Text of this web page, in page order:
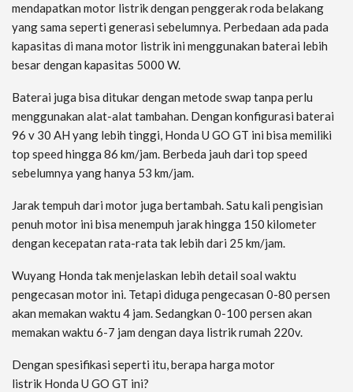
mendapatkan motor listrik dengan penggerak roda belakang
yang sama seperti generasi sebelumnya. Perbedaan ada pada
kapasitas di mana motor listrik ini menggunakan baterai lebih
besar dengan kapasitas 5000 W.
Baterai juga bisa ditukar dengan metode swap tanpa perlu
menggunakan alat-alat tambahan. Dengan konfigurasi baterai
96 v 30 AH yang lebih tinggi, Honda U GO GT ini bisa memiliki
top speed hingga 86 km/jam. Berbeda jauh dari top speed
sebelumnya yang hanya 53 km/jam.
Jarak tempuh dari motor juga bertambah. Satu kali pengisian
penuh motor ini bisa menempuh jarak hingga 150 kilometer
dengan kecepatan rata-rata tak lebih dari 25 km/jam.
Wuyang Honda tak menjelaskan lebih detail soal waktu
pengecasan motor ini. Tetapi diduga pengecasan 0-80 persen
akan memakan waktu 4 jam. Sedangkan 0-100 persen akan
memakan waktu 6-7 jam dengan daya listrik rumah 220v.
Dengan spesifikasi seperti itu, berapa harga motor
listrik Honda U GO GT ini?